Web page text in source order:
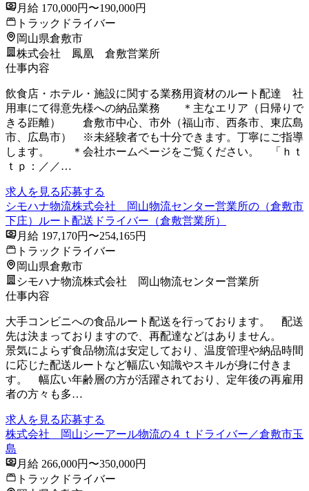
月給 170,000円〜190,000円
トラックドライバー
岡山県倉敷市
株式会社 鳳凰 倉敷営業所
仕事内容
飲食店・ホテル・施設に関する業務用資材のルート配達 社
用車にて得意先様への納品業務 ＊主なエリア（日帰りで
きる距離） 倉敷市中心、市外（福山市、西条市、東広島
市、広島市） ※未経験者でも十分できます。丁寧にご指導
します。 ＊会社ホームページをご覧ください。 「ｈｔ
ｔｐ：／／…
求人を見る応募する
シモハナ物流株式会社 岡山物流センター営業所の（倉敷市
下庄）ルート配送ドライバー（倉敷営業所）
月給 197,170円〜254,165円
トラックドライバー
岡山県倉敷市
シモハナ物流株式会社 岡山物流センター営業所
仕事内容
大手コンビニへの食品ルート配送を行っております。 配送
先は決まっておりますので、再配達などはありません。
景気によらず食品物流は安定しており、温度管理や納品時間
に応じた配送ルートなど幅広い知識やスキルが身に付きま
す。 幅広い年齢層の方が活躍されており、定年後の再雇用
者の方々も多…
求人を見る応募する
株式会社 岡山シーアール物流の４ｔドライバー／倉敷市玉
島
月給 266,000円〜350,000円
トラックドライバー